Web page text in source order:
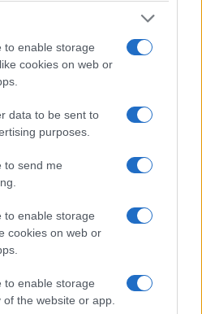
to enable storage
cookies on web or
data to be sent to
purposes.
to send me
to enable storage
cookies on web or
to enable storage
the website or app.